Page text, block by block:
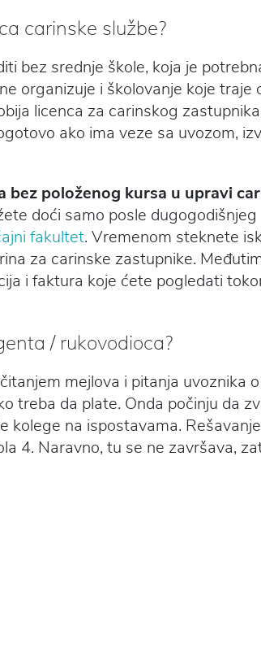
carinske službe?
bez srednje škole, koja je
organizuje i školovanje koje traje
licenca za carinskog
ako ima veze sa uvozom,
bez položenog kursa u upravi
doći samo posle dugogodišnjeg
fakultet. Vremenom steknete
za carinske zastupnike.
i faktura koje ćete pogledati
/ rukovodioca?
mejlova i pitanja uvoznika o
treba da plate. Onda počinju da
kolege na ispostavama. Rešavanje
4. Naravno, tu se ne završava,